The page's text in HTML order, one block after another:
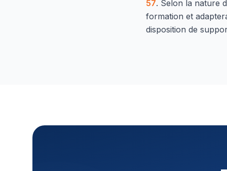
57. Selon la nature
formation et
disposition de